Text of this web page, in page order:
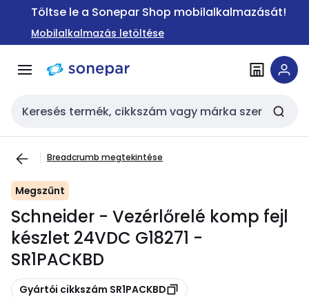
Ugrás a
Ugrás a
tartalomra
Töltse le a Sonepar Shop mobilalkalmazását!
Mobilalkalmazás letöltése
Keresési bemenet
Breadcrumb megtekintése
Megszűnt
Schneider - Vezérlőrelé komp fejl
készlet 24VDC G18271 -
SR1PACKBD
Másolás
Gyártói cikkszám SR1PACKBD